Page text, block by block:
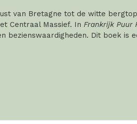
van Bretagne tot de witte
Centraal Massief. In Frankrijk Puur
Dit boek is